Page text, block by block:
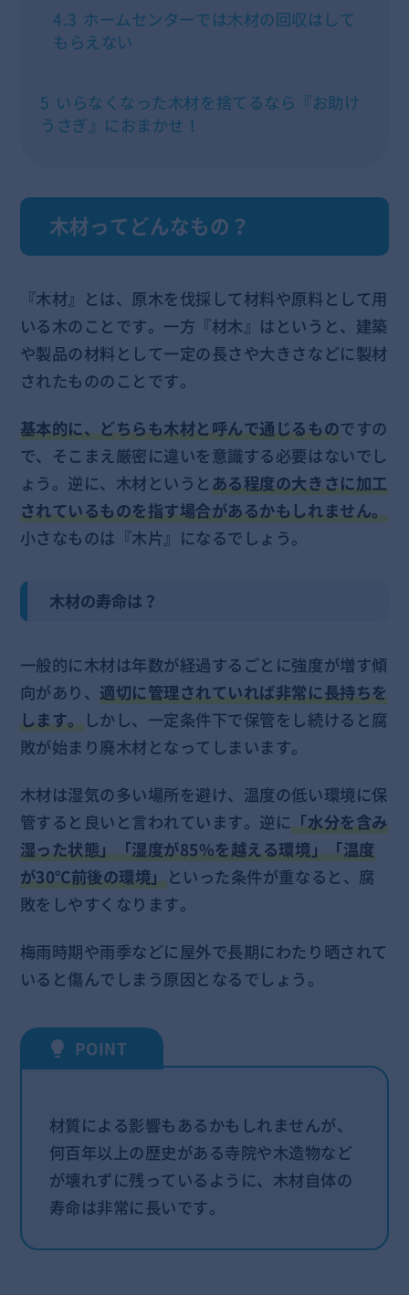
4.3 ホームセンターでは木材の回収はして
もらえない
5 いらなくなった木材を捨てるなら『お助け
うさぎ』におまかせ！
木材ってどんなもの？
『木材』とは、原木を伐採して材料や原料として用
いる木のことです。一方『材木』はというと、建築
や製品の材料として一定の長さや大きさなどに製材
されたもののことです。
基本的に、どちらも木材と呼んで通じるものですの
で、そこまえ厳密に違いを意識する必要はないでし
ょう。逆に、木材というとある程度の大きさに加工
されているものを指す場合があるかもしれません。
小さなものは『木片』になるでしょう。
木材の寿命は？
一般的に木材は年数が経過するごとに強度が増す傾
向があり、適切に管理されていれば非常に長持ちを
します。しかし、一定条件下で保管をし続けると腐
敗が始まり廃木材となってしまいます。
木材は湿気の多い場所を避け、温度の低い環境に保
管すると良いと言われています。逆に「水分を含み
湿った状態」「湿度が85%を越える環境」「温度
が30℃前後の環境」といった条件が重なると、腐
敗をしやすくなります。
梅雨時期や雨季などに屋外で長期にわたり晒されて
いると傷んでしまう原因となるでしょう。
材質による影響もあるかもしれませんが、
何百年以上の歴史がある寺院や木造物など
が壊れずに残っているように、木材自体の
寿命は非常に長いです。